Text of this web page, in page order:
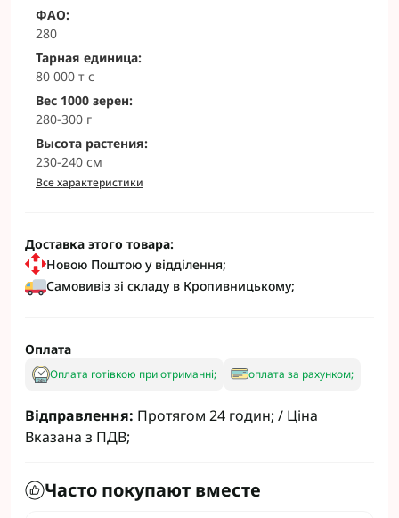
ФАО:
280
Тарная единица:
80 000 т с
Вес 1000 зерен:
280-300 г
Высота растения:
230-240 cм
Все характеристики
Доставка этого товара:
Новою Поштою у відділення;
Самовивіз зі складу в Кропивницькому;
Оплата
Оплата готівкою при отриманні; оплата за рахунком;
Відправлення: Протягом 24 годин; / Ціна
Вказана з ПДВ;
Часто покупают вместе